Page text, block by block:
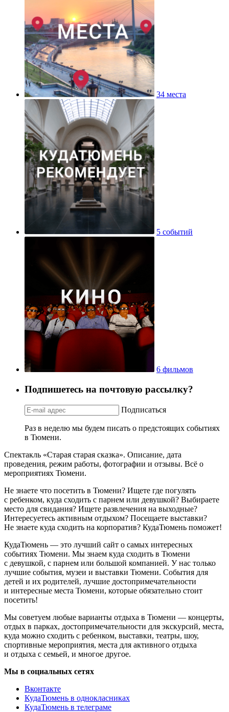
34 места
5 событий
6 фильмов
Подпишетесь на почтовую рассылку?
Подписаться
Раз в неделю мы будем писать о предстоящих событиях
в Тюмени.
Спектакль «Старая старая сказка». Описание, дата
проведения, режим работы, фотографии и отзывы. Всё о
мероприятиях Тюмени.
Не знаете что посетить в Тюмени? Ищете где погулять
с ребенком, куда сходить с парнем или девушкой? Выбираете
место для свидания? Ищете развлечения на выходные?
Интересуетесь активным отдыхом? Посещаете выставки?
Не знаете куда сходить на корпоратив? КудаТюмень поможет!
КудаТюмень — это лучший сайт о самых интересных
событиях Тюмени. Мы знаем куда сходить в Тюмени
с девушкой, с парнем или большой компанией. У нас только
лучшие события, музеи и выставки Тюмени. События для
детей и их родителей, лучшие достопримечательности
и интересные места Тюмени, которые обязательно стоит
посетить!
Мы советуем любые варианты отдыха в Тюмени — концерты,
отдых в парках, достопримечательности для экскурсий, места,
куда можно сходить с ребенком, выставки, театры, шоу,
спортивные мероприятия, места для активного отдыха
и отдыха с семьей, и многое другое.
Мы в социальных сетях
Вконтакте
КудаТюмень в однокласниках
КудаТюмень в телеграме